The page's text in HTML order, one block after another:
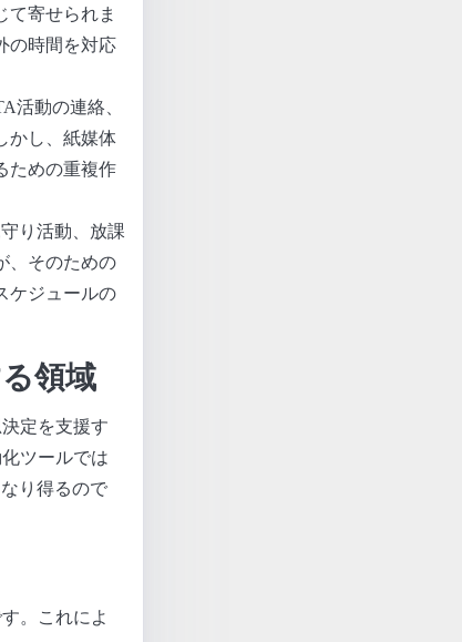
て寄せられま
の時間を対応
活動の連絡、
かし、紙媒体
ための重複作
り活動、放課
、そのための
ケジュールの
領域
定を支援す
ツールでは
り得るので
。これによ